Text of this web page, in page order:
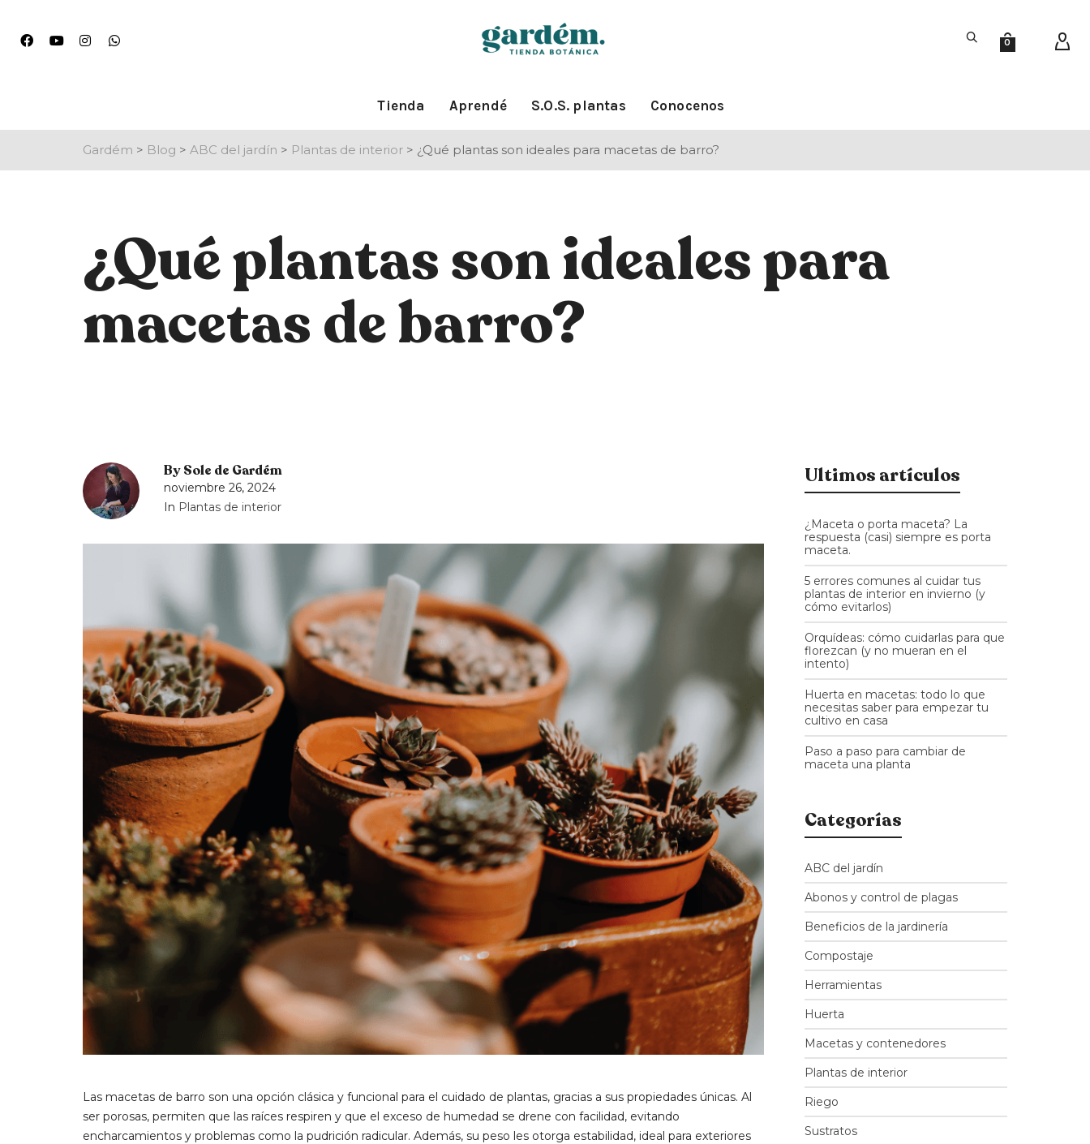
0
Tienda Aprendé S.O.S. plantas Conocenos
Gardém > Blog > ABC del jardín > Plantas de interior > ¿Qué plantas son ideales para macetas de barro?
¿Qué plantas son ideales para
macetas de barro?
BySole de Gardém
noviembre 26, 2024
In Plantas de interior
Las macetas de barro son una opción clásica y funcional para el cuidado de plantas, gracias a sus propiedades únicas. Al
ser porosas, permiten que las raíces respiren y que el exceso de humedad se drene con facilidad, evitando
encharcamientos y problemas como la pudrición radicular. Además, su peso les otorga estabilidad, ideal para exteriores
Ultimos artículos
¿Maceta o porta maceta? La
respuesta (casi) siempre es porta
maceta.
5 errores comunes al cuidar tus
plantas de interior en invierno (y
cómo evitarlos)
Orquídeas: cómo cuidarlas para que
florezcan (y no mueran en el
intento)
Huerta en macetas: todo lo que
necesitas saber para empezar tu
cultivo en casa
Paso a paso para cambiar de
maceta una planta
Categorías
ABC del jardín
Abonos y control de plagas
Beneficios de la jardinería
Compostaje
Herramientas
Huerta
Macetas y contenedores
Plantas de interior
Riego
Sustratos